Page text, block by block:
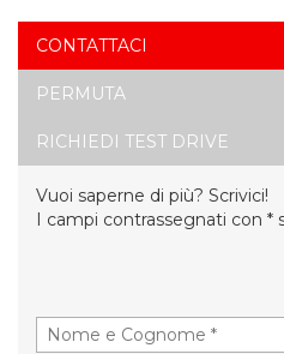
CONTATTACI
PERMUTA
RICHIEDI TEST DRIVE
Vuoi saperne di più? Scrivici!
I campi contrassegnati con *